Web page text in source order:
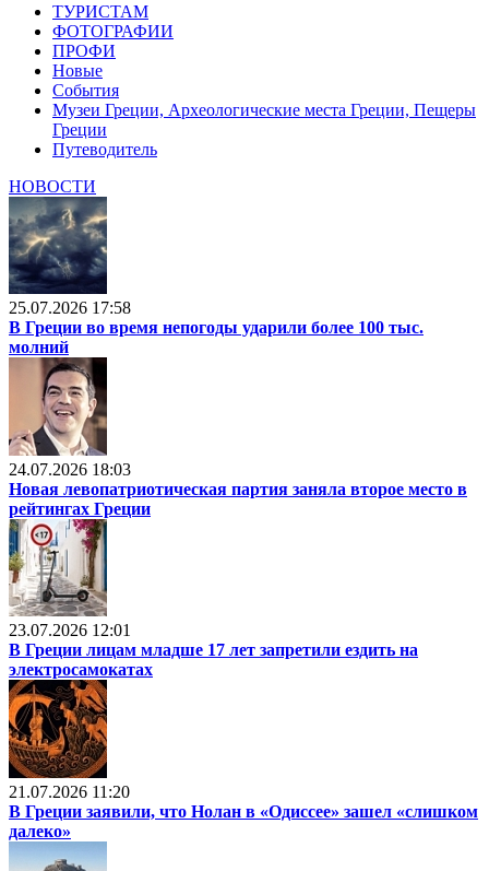
ТУРИСТАМ
ФОТОГРАФИИ
ПРОФИ
Новые
События
Музеи Греции, Археологические места Греции, Пещеры
Греции
Путеводитель
НОВОСТИ
25.07.2026 17:58
В Греции во время непогоды ударили более 100 тыс.
молний
24.07.2026 18:03
Новая левопатриотическая партия заняла второе место в
рейтингах Греции
23.07.2026 12:01
В Греции лицам младше 17 лет запретили ездить на
электросамокатах
21.07.2026 11:20
В Греции заявили, что Нолан в «Одиссее» зашел «слишком
далеко»